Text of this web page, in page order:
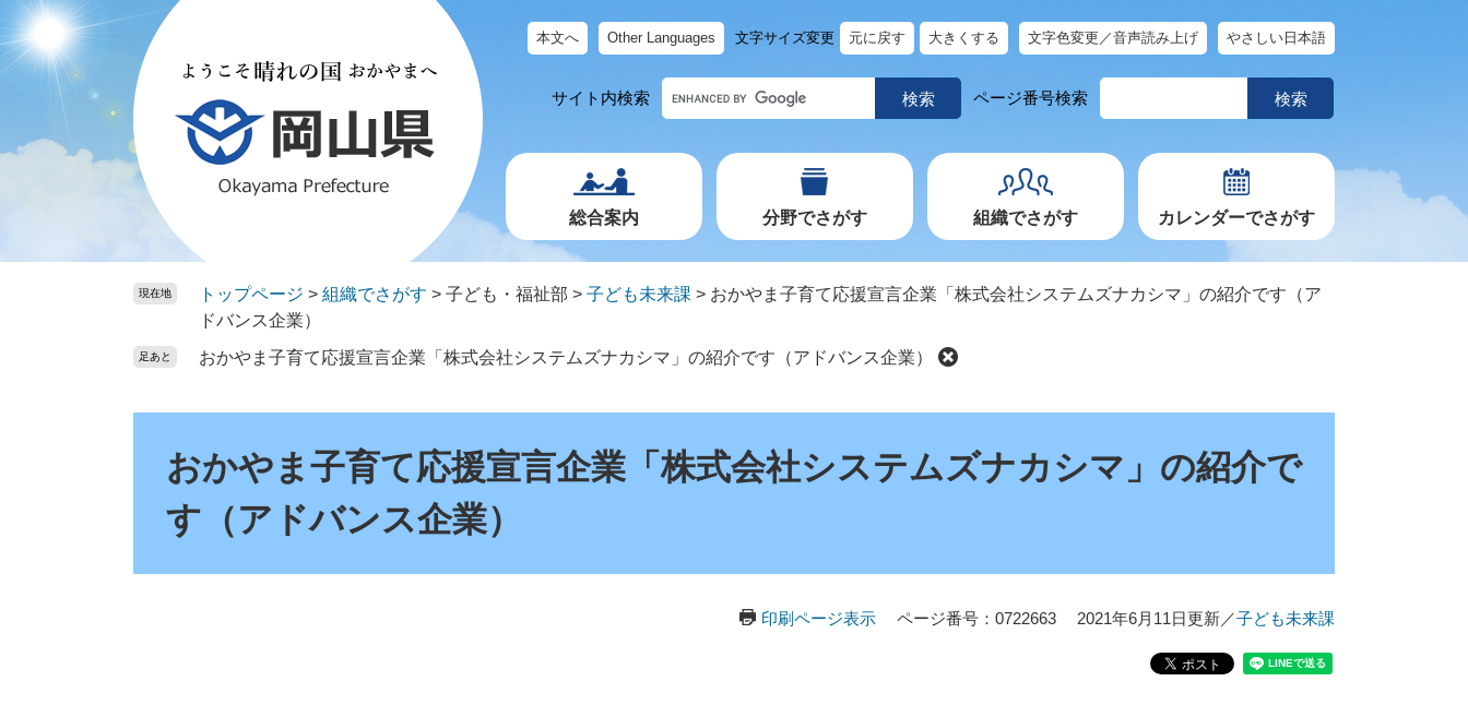
ー
ジ
ニ
ュ
本文へ Other Languages 文字サイズ変更 元に戻す 大きくする 文字色変更／音声読み上げ やさしい日本語
サイト内検索
キ
ー
ワ
ド
ページ番号検索
ペ
ジ
号
総合案内 分野でさがす 組織でさがす カレンダーでさがす
現在地 トップページ > 組織でさがす > 子ども・福祉部 > 子ども未来課 > おかやま子育て応援宣言企業「株式会社システムズナカシマ」の紹介です（ア
ドバンス企業）
足あと おかやま子育て応援宣言企業「株式会社システムズナカシマ」の紹介です（アドバンス企業）
おかやま子育て応援宣言企業「株式会社システムズナカシマ」の紹介で
す（アドバンス企業）
印刷ページ表示 ページ番号：0722663 2021年6月11日更新／子ども未来課